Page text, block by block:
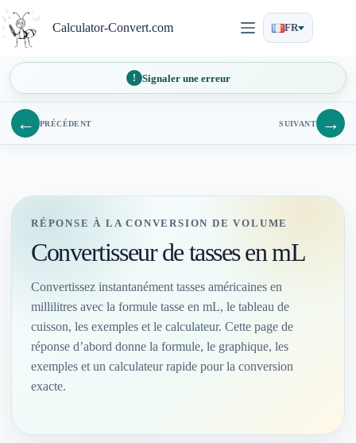
au
contenu
Calculator-Convert.com FR
Signaler une erreur
← PRÉCÉDENT SUIVANT →
RÉPONSE À LA CONVERSION DE VOLUME
Convertisseur de tasses en mL
Convertissez instantanément tasses américaines en
millilitres avec la formule tasse en mL, le tableau de
cuisson, les exemples et le calculateur. Cette page de
réponse d’abord donne la formule, le graphique, les
exemples et un calculateur rapide pour la conversion
exacte.